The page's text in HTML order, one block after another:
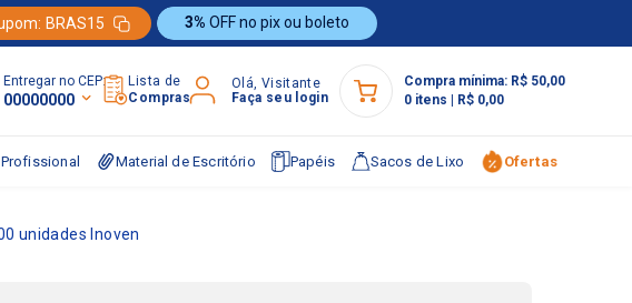
BRAS15 3% OFF no pix ou boleto
Entregar no CEP:
00000000
Lista de
Compras
Olá, Visitante
Faça seu login
Compra mínima: R$ 50,00
0 itens R$ 0,00
Material de Escritório Papéis Sacos de Lixo Ofertas
unidades Inoven